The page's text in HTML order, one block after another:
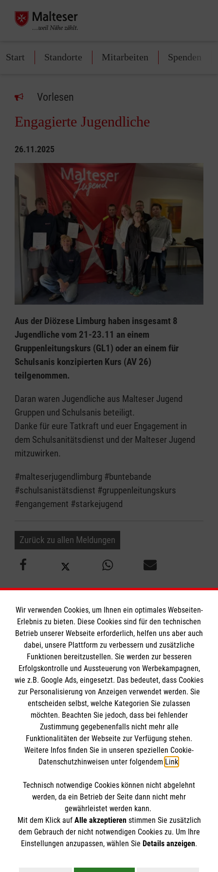
Start Standorte Mitarbeiten Spenden
Vorlesen
Engagierte Jugendliche
26.11.2025
Aus der Diözese Limburg haben insgesamt 8
Jugendliche vom 21-23.11 an einem
Gruppenleitungskurs (GL1) oder an einem für
Schulsanis konzipierten Kurs (AV 26)
teilgenommen.
Daran waren Jugendliche aus Malteser Jugend
Gruppen und Schulsanis beteiligt.
Danke für eure Tatkraft und euer Engagement in
dem Schulsanitätsdienst und der Malteser Jugend
mitzuwirken.
#malteserjugendlimburg #buntebande
#schulsanistätsdienst #gruppenleitungskurs
#engangement #starkejugend
Zurück zu allen Meldungen
Informationen
Impressum
Datenschutz
Barrierefreiheit
Kontakt
Medizinproduktesicherheit
Die Malteser
Malteser in Deutschland
Malteserorden
Malteser Jugend
Sharepoint
Spendenkonto
Bistum Limburg
Bank: Pax-Bank
IBAN: DE67 3706 0120 1201 2110 14
BIC: GENODED1PA7
So finden Sie uns
Diözesangeschäftsstelle Limburg
Siemensstraße 7
Der Malteser Hilfsdienst e.V. ist als eingetragene
Gewerbesteuer befreit.
Wir verwenden Cookies, um Ihnen ein optimales Webseiten-
Erlebnis zu bieten. Diese Cookies sind für den technischen
Betrieb unserer Webseite erforderlich, helfen uns aber auch
dabei, unsere Plattform zu verbessern und zusätzliche
Funktionen bereitzustellen. Sie werden zur besseren
Erfolgskontrolle und Aussteuerung von Werbekampagnen,
wie z.B. Google Ads, eingesetzt. Das bedeutet, dass Cookies
zur Personalisierung von Anzeigen verwendet werden. Sie
entscheiden selbst, welche Kategorien Sie zulassen
möchten. Beachten Sie jedoch, dass bei fehlender
Zustimmung gegebenenfalls nicht mehr alle
Funktionalitäten der Webseite zur Verfügung stehen.
Weitere Infos finden Sie in unseren speziellen Cookie-
Datenschutzhinweisen unter folgendem Link.
Technisch notwendige Cookies können nicht abgelehnt
werden, da ein Betrieb der Seite dann nicht mehr
gewährleistet werden kann.
Mit dem Klick auf Alle akzeptierenstimmen Sie zusätzlich
dem Gebrauch der nicht notwendigen Cookies zu. Um Ihre
Einstellungen anzupassen, wählen Sie Details anzeigen.